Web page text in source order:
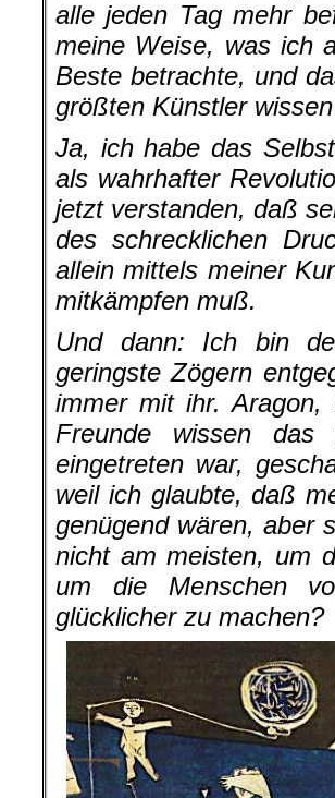
alle jeden Tag mehr
meine Weise, was ich
Beste betrachte, und
größten Künstler
Ja, ich habe das
als wahrhafter
jetzt verstanden, daß
des schrecklichen
allein mittels meiner
mitkämpfen muß.
Und dann: Ich bin
geringste Zögern
immer mit ihr. Aragon,
Freunde wissen
eingetreten war,
weil ich glaubte, daß
genügend wären, aber
nicht am meisten, um
um die Menschen
glücklicher zu machen?